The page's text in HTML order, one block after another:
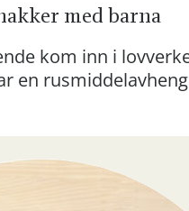
med barna
kom inn i
en